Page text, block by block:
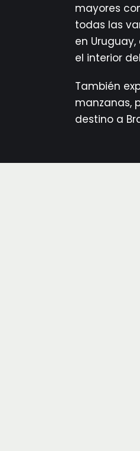
mayores
todas las
en
el interior
También
manzanas,
destino a